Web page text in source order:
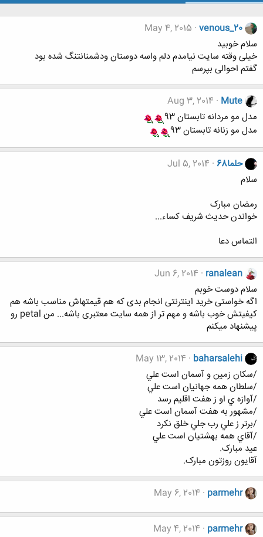
venous_20
May 4, 2015
سلام خوبید
خیلی وقته سایت نیامدم دلم واسه دوستان ودشمنانتنگ شده بود
گفتم احوالی بپرسم
Mute
Aug 3, 2014
مدل مو مردانه تابستان 93
مدل مو زنانه تابستان 93
حلما68
Jul 5, 2014
سلام
رمضان مبارک
خواندن حدیث شریف کساء...
التماس دعا
ranalean
Jun 6, 2014
سلام دوست خوبم
اگه خواستی خرید اینترنتی انجام بدی که هم قیمتهاش مناسب باشه هم
کیفیتش خوب باشه و مهم تر از همه سایت معتبری باشه... من petal رو
پیشنهاد میکنم
baharsalehi
May 13, 2014
/سکان زمين و آسمان است علي
/سلطان همه جهانيان است علي
/آوازه ي او ز هفت اقليم رسد
/مشهور به هفت آسمان است علي
/برتر ز علي رب جلي خلق نكرد
/آقاي همه بهشتيان است علي
عید مبارک.
آقایون روزتون مبارک.
parmehr
May 6, 2014
parmehr
May 4, 2014